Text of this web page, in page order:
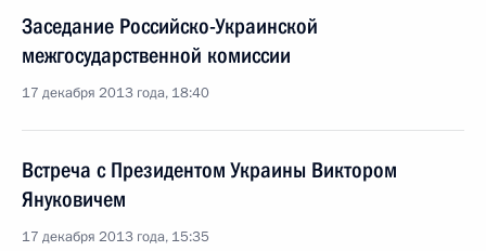
Заседание Российско-Украинской
межгосударственной комиссии
17 декабря 2013 года, 18:40
Встреча с Президентом Украины Виктором
Януковичем
17 декабря 2013 года, 15:35